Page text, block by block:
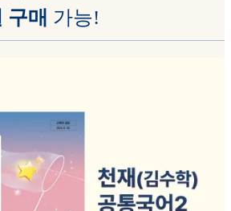
구매 가능!